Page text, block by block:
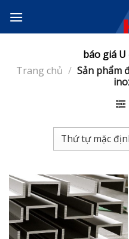
content
báo giá U
Trang chủ / Sản phẩm